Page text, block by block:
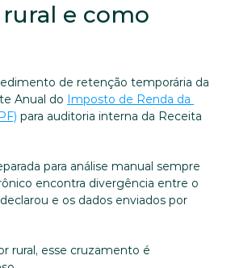
e como
de retenção temporária da
Anual do Imposto de Renda da
para auditoria interna da Receita
para análise manual sempre
encontra divergência entre o
e os dados enviados por
rural, esse cruzamento é